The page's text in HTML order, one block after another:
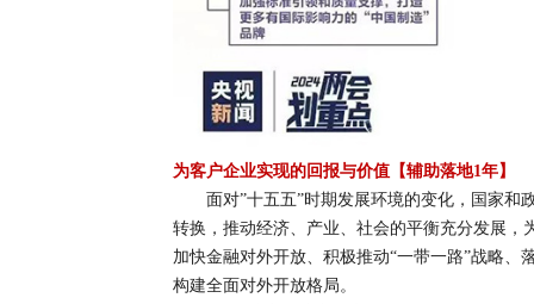
为客户企业实现的回报与价值 【辅助落地1年】
面对”十五五”时期发展环境的变化，国家
转换，推动经济、产业、社会的平衡充分发展
加快金融对外开放、积极推动“一带一路”战略
构建全面对外开放格局。